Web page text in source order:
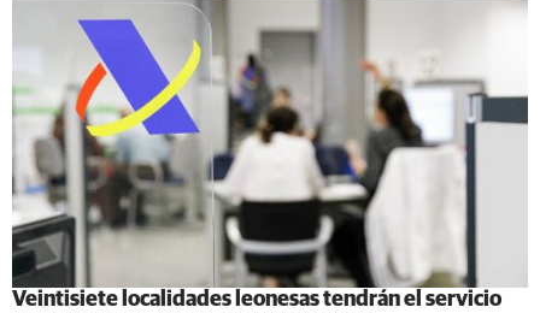
Veintisiete localidades leonesas tendrán el servicio